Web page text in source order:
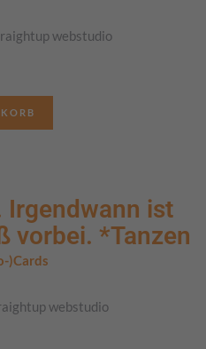
webstudio
Irgendwann ist
vorbei. *Tanzen
)Cards
webstudio